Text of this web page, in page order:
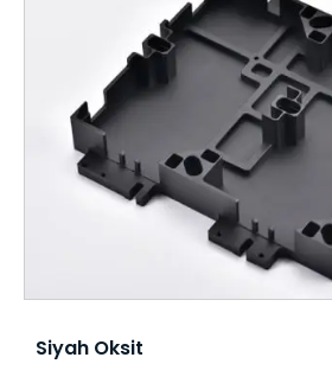
Siyah Oksit